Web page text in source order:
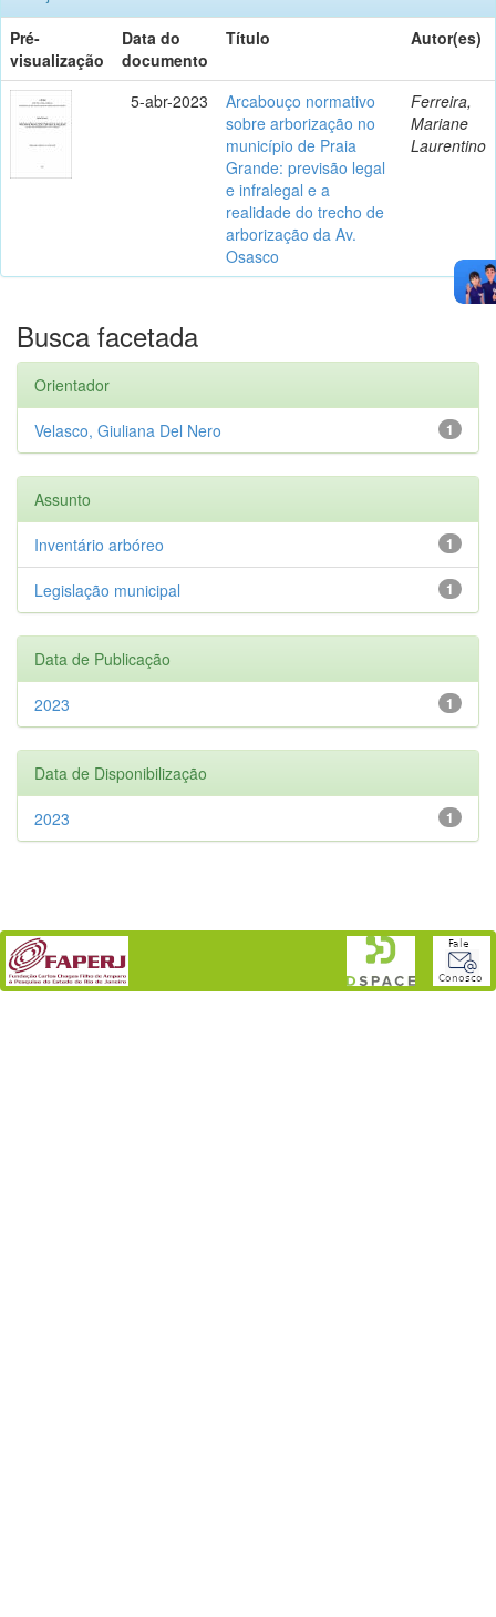
Pré-
visualização
Data do
documento
Título Autor(es)
5-abr-2023
Arcabouço normativo
sobre arborização no
município de Praia
Grande: previsão legal
e infralegal e a
realidade do trecho de
arborização da Av.
Osasco
Ferreira,
Mariane
Laurentino
Busca facetada
Orientador
1
Velasco, Giuliana Del Nero
Assunto
1
Inventário arbóreo
1
Legislação municipal
Data de Publicação
1
2023
Data de Disponibilização
1
2023